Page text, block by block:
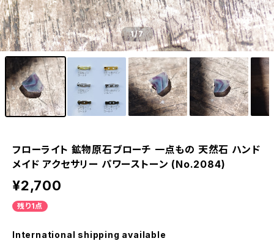
1/7
フローライト 鉱物原石ブローチ 一点もの 天然石 ハンド
メイド アクセサリー パワーストーン (No.2084)
¥2,700
残り1点
International shipping available